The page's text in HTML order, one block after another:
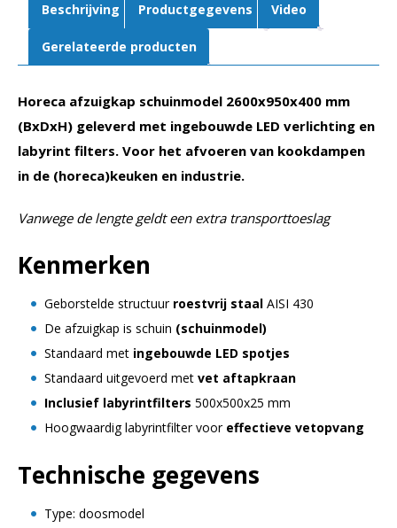
Beschrijving Productgegevens Video
Gerelateerde producten
Horeca afzuigkap schuinmodel 2600x950x400 mm
(BxDxH) geleverd met ingebouwde LED verlichting en
labyrint filters. Voor het afvoeren van kookdampen
in de (horeca)keuken en industrie.
Vanwege de lengte geldt een extra transporttoeslag
Kenmerken
Geborstelde structuur roestvrij staal AISI 430
De afzuigkap is schuin (schuinmodel)
Standaard met ingebouwde LED spotjes
Standaard uitgevoerd met vet aftapkraan
Inclusief labyrintfilters 500x500x25 mm
Hoogwaardig labyrintfilter voor effectieve vetopvang
Technische gegevens
Type: doosmodel